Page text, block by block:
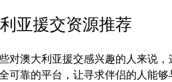
亚援交资源推荐
对澳大利亚援交感兴趣的人来说
可靠的平台，让寻求伴侣的人能